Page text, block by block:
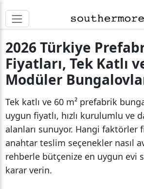
2026 Türkiye
Fiyatları, Tek Katlı
Modüler
Tek katlı ve 60 m² prefabrik
uygun fiyatlı, hızlı kurulumlu ve
alanları sunuyor. Hangi faktörler
anahtar teslim seçenekler nasıl
rehberle bütçenize en uygun evi
karar verin.